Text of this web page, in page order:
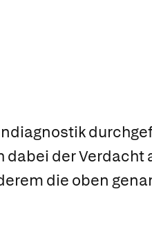
dabei der Verdacht
die oben